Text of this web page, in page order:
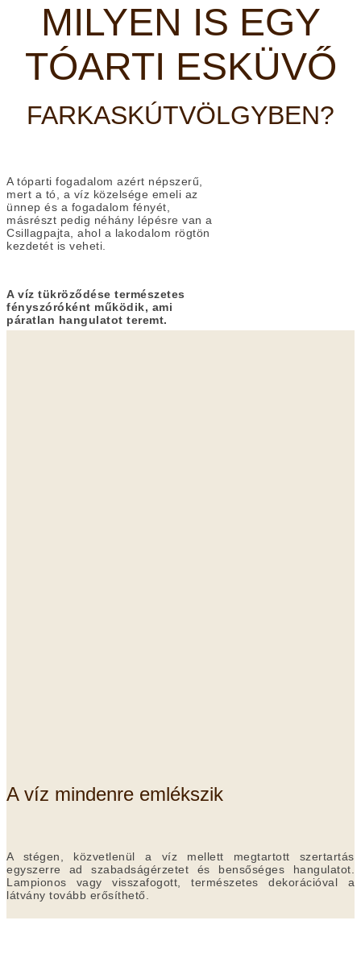
MILYEN IS EGY
TÓARTI ESKÜVŐ
FARKASKÚTVÖLGYBEN?
A tóparti fogadalom azért népszerű,
mert a tó, a víz közelsége emeli az
ünnep és a fogadalom fényét,
másrészt pedig néhány lépésre van a
Csillagpajta, ahol a lakodalom rögtön
kezdetét is veheti.
A víz tükröződése természetes
fényszóróként működik, ami
páratlan hangulatot teremt.
A víz mindenre emlékszik
A stégen, közvetlenül a víz mellett megtartott szertartás
egyszerre ad szabadságérzetet és bensőséges hangulatot.
Lampionos vagy visszafogott, természetes dekorációval a
látvány tovább erősíthető.